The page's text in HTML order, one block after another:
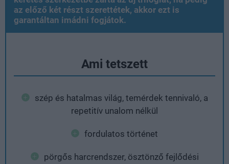
az előző két részt szerettétek, akkor ezt is
garantáltan imádni fogjátok.
Ami tetszett
szép és hatalmas világ, temérdek tennivaló, a
repetitív unalom nélkül
fordulatos történet
pörgős harcrendszer, ösztönző fejlődési